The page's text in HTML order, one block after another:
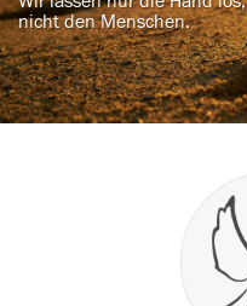
nicht den Menschen.